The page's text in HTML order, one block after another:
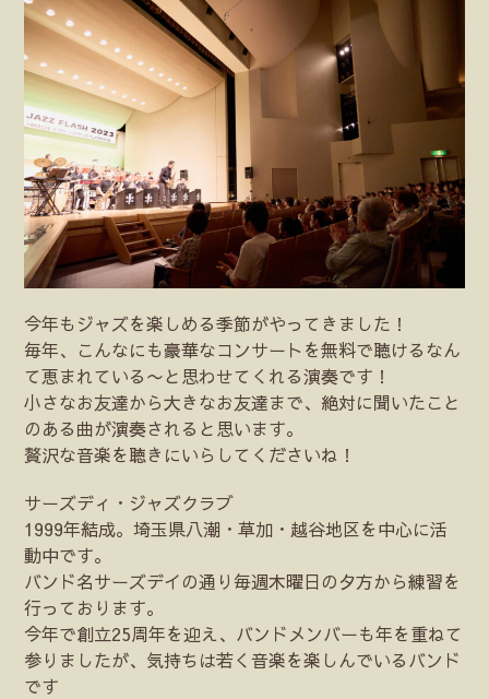
今年もジャズを楽しめる季節がやってきました！
毎年、こんなにも豪華なコンサートを無料で聴けるなん
て恵まれている〜と思わせてくれる演奏です！
小さなお友達から大きなお友達まで、絶対に聞いたこと
のある曲が演奏されると思います。
贅沢な音楽を聴きにいらしてくださいね！
サーズディ・ジャズクラブ
1999年結成。埼玉県八潮・草加・越谷地区を中心に活
動中です。
バンド名サーズデイの通り毎週木曜日の夕方から練習を
行っております。
今年で創立25周年を迎え、バンドメンバーも年を重ねて
参りましたが、気持ちは若く音楽を楽しんでいるバンド
です